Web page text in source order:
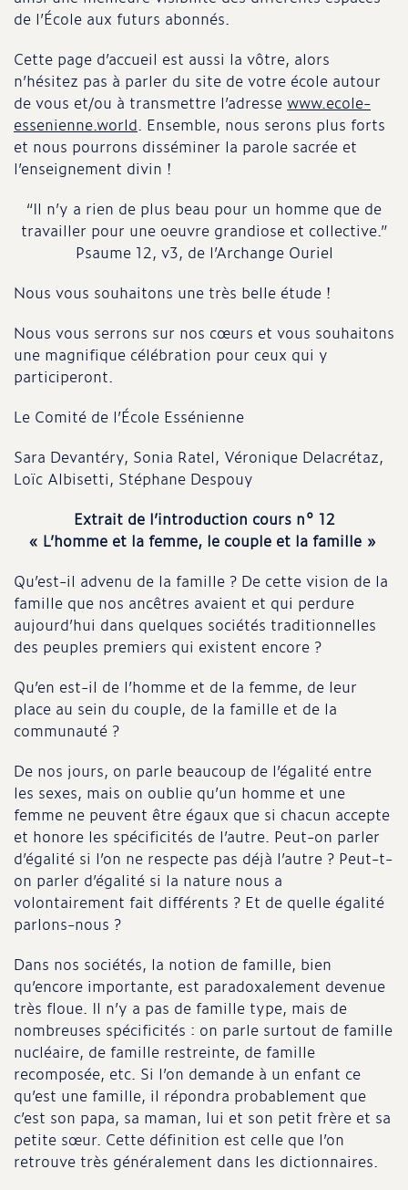
de l’École aux futurs abonnés.
Cette page d’accueil est aussi la vôtre, alors
n’hésitez pas à parler du site de votre école autour
de vous et/ou à transmettre l’adresse www.ecole-
essenienne.world. Ensemble, nous serons plus forts
et nous pourrons disséminer la parole sacrée et
l’enseignement divin !
“Il n’y a rien de plus beau pour un homme que de
travailler pour une oeuvre grandiose et collective.”
Psaume 12, v3, de l’Archange Ouriel
Nous vous souhaitons une très belle étude !
Nous vous serrons sur nos cœurs et vous souhaitons
une magnifique célébration pour ceux qui y
participeront.
Le Comité de l’École Essénienne
Sara Devantéry, Sonia Ratel, Véronique Delacrétaz,
Loïc Albisetti, Stéphane Despouy
Extrait de l’introduction cours n° 12
« L’homme et la femme, le couple et la famille »
Qu’est-il advenu de la famille ? De cette vision de la
famille que nos ancêtres avaient et qui perdure
aujourd’hui dans quelques sociétés traditionnelles
des peuples premiers qui existent encore ?
Qu’en est-il de l’homme et de la femme, de leur
place au sein du couple, de la famille et de la
communauté ?
De nos jours, on parle beaucoup de l’égalité entre
les sexes, mais on oublie qu’un homme et une
femme ne peuvent être égaux que si chacun accepte
et honore les spécificités de l’autre. Peut-on parler
d’égalité si l’on ne respecte pas déjà l’autre ? Peut-t-
on parler d’égalité si la nature nous a
volontairement fait différents ? Et de quelle égalité
parlons-nous ?
Dans nos sociétés, la notion de famille, bien
qu’encore importante, est paradoxalement devenue
très floue. Il n’y a pas de famille type, mais de
nombreuses spécificités : on parle surtout de famille
nucléaire, de famille restreinte, de famille
recomposée, etc. Si l’on demande à un enfant ce
qu’est une famille, il répondra probablement que
c’est son papa, sa maman, lui et son petit frère et sa
petite sœur. Cette définition est celle que l’on
retrouve très généralement dans les dictionnaires.